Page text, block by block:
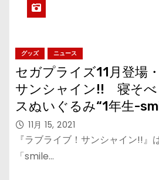
グッズ ニュース
セガプライズ11月登場
サンシャイン!! 寝そ
スぬいぐるみ“1年生-
Start!”
11月 15, 2021
『ラブライブ！サンシャイン!!』
「smile…